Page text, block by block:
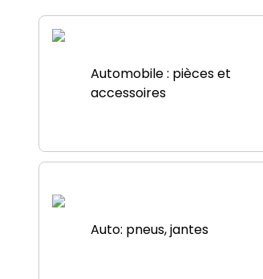
Automobile : pièces et
accessoires
Auto: pneus, jantes